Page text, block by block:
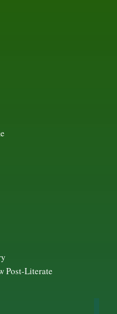
Post-Literate